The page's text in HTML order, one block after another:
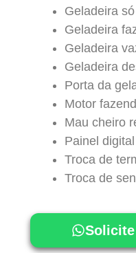
Geladeira
Geladeira
Geladeira
Geladeira
Porta da
Motor
Mau cheiro
Painel
Troca de
Troca de